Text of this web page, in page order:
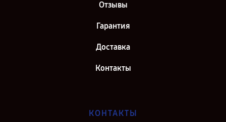
Отзывы
Гарантия
Доставка
Контакты
КОНТАКТЫ